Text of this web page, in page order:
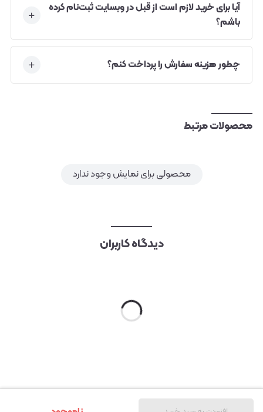
آیا برای خرید لازم است از قبل در وبسایت ثبت‌نام کرده
باشم؟
چطور هزینه سفارش را پرداخت کنم؟
محصولات مرتبط
محصولی برای نمایش وجود ندارد
دیدگاه کاربران